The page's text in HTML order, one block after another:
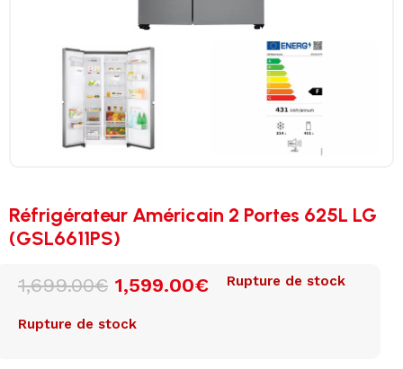
Réfrigérateur Américain 2 Portes 625L LG
(GSL6611PS)
1,699.00€ 1,599.00€ Rupture de stock
Rupture de stock